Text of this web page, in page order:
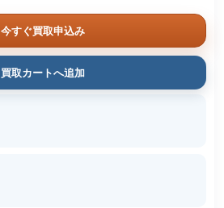
今すぐ買取申込み
買取カートへ追加